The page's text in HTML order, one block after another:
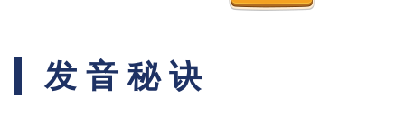
发音秘诀